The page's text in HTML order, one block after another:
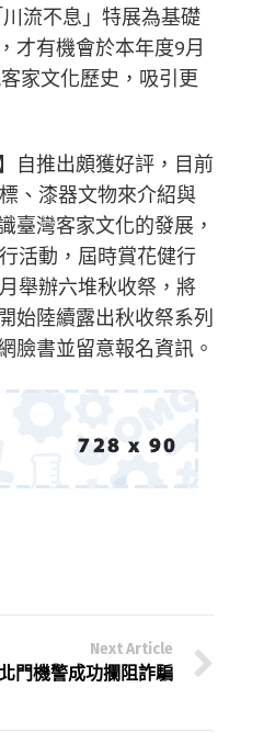
流不息」特展為基礎
才有機會於本年度9月
家文化歷史，吸引更
自推出頗獲好評，目前
、漆器文物來介紹與
臺灣客家文化的發展，
活動，屆時賞花健行
舉辦六堆秋收祭，將
始陸續露出秋收祭系列
臉書並留意報名資訊。
Next Article
門機警成功攔阻詐騙